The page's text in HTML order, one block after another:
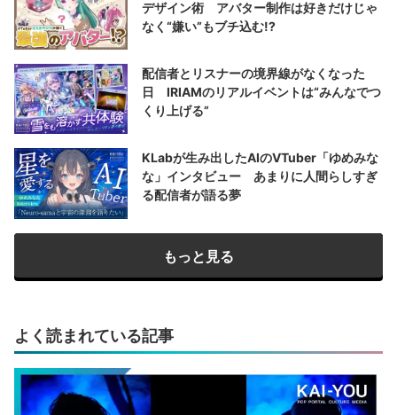
デザイン術 アバター制作は好きだけじゃ
なく“嫌い”もブチ込む!?
配信者とリスナーの境界線がなくなった
日 IRIAMのリアルイベントは“みんなでつ
くり上げる”
KLabが生み出したAIのVTuber「ゆめみな
な」インタビュー あまりに人間らしすぎ
る配信者が語る夢
もっと見る
よく読まれている記事